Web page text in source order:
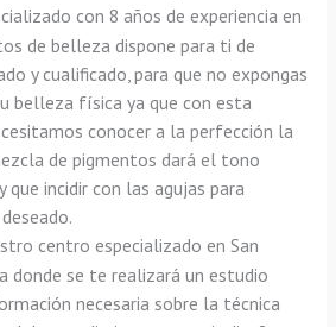
con 8 años de experiencia en
de belleza dispone para ti de
y cualificado, para que no expongas
belleza física ya que con esta
conocer a la perfección la
de pigmentos dará el tono
incidir con las agujas para
centro especializado en San
donde se te realizará un estudio
necesaria sobre la técnica